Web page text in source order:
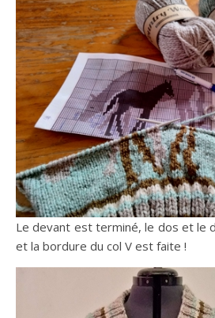
Le devant est terminé, le dos et le
et la bordure du col V est faite !